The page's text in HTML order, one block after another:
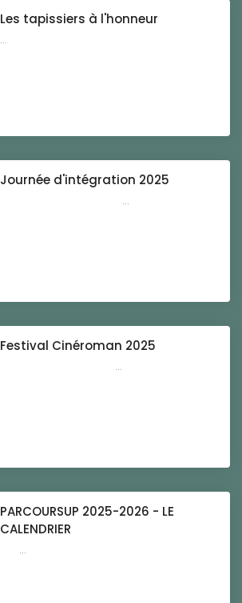
Les tapissiers à l'honneur
...
Journée d'intégration 2025
...
Festival Cinéroman 2025
...
PARCOURSUP 2025-2026 - LE
CALENDRIER
...